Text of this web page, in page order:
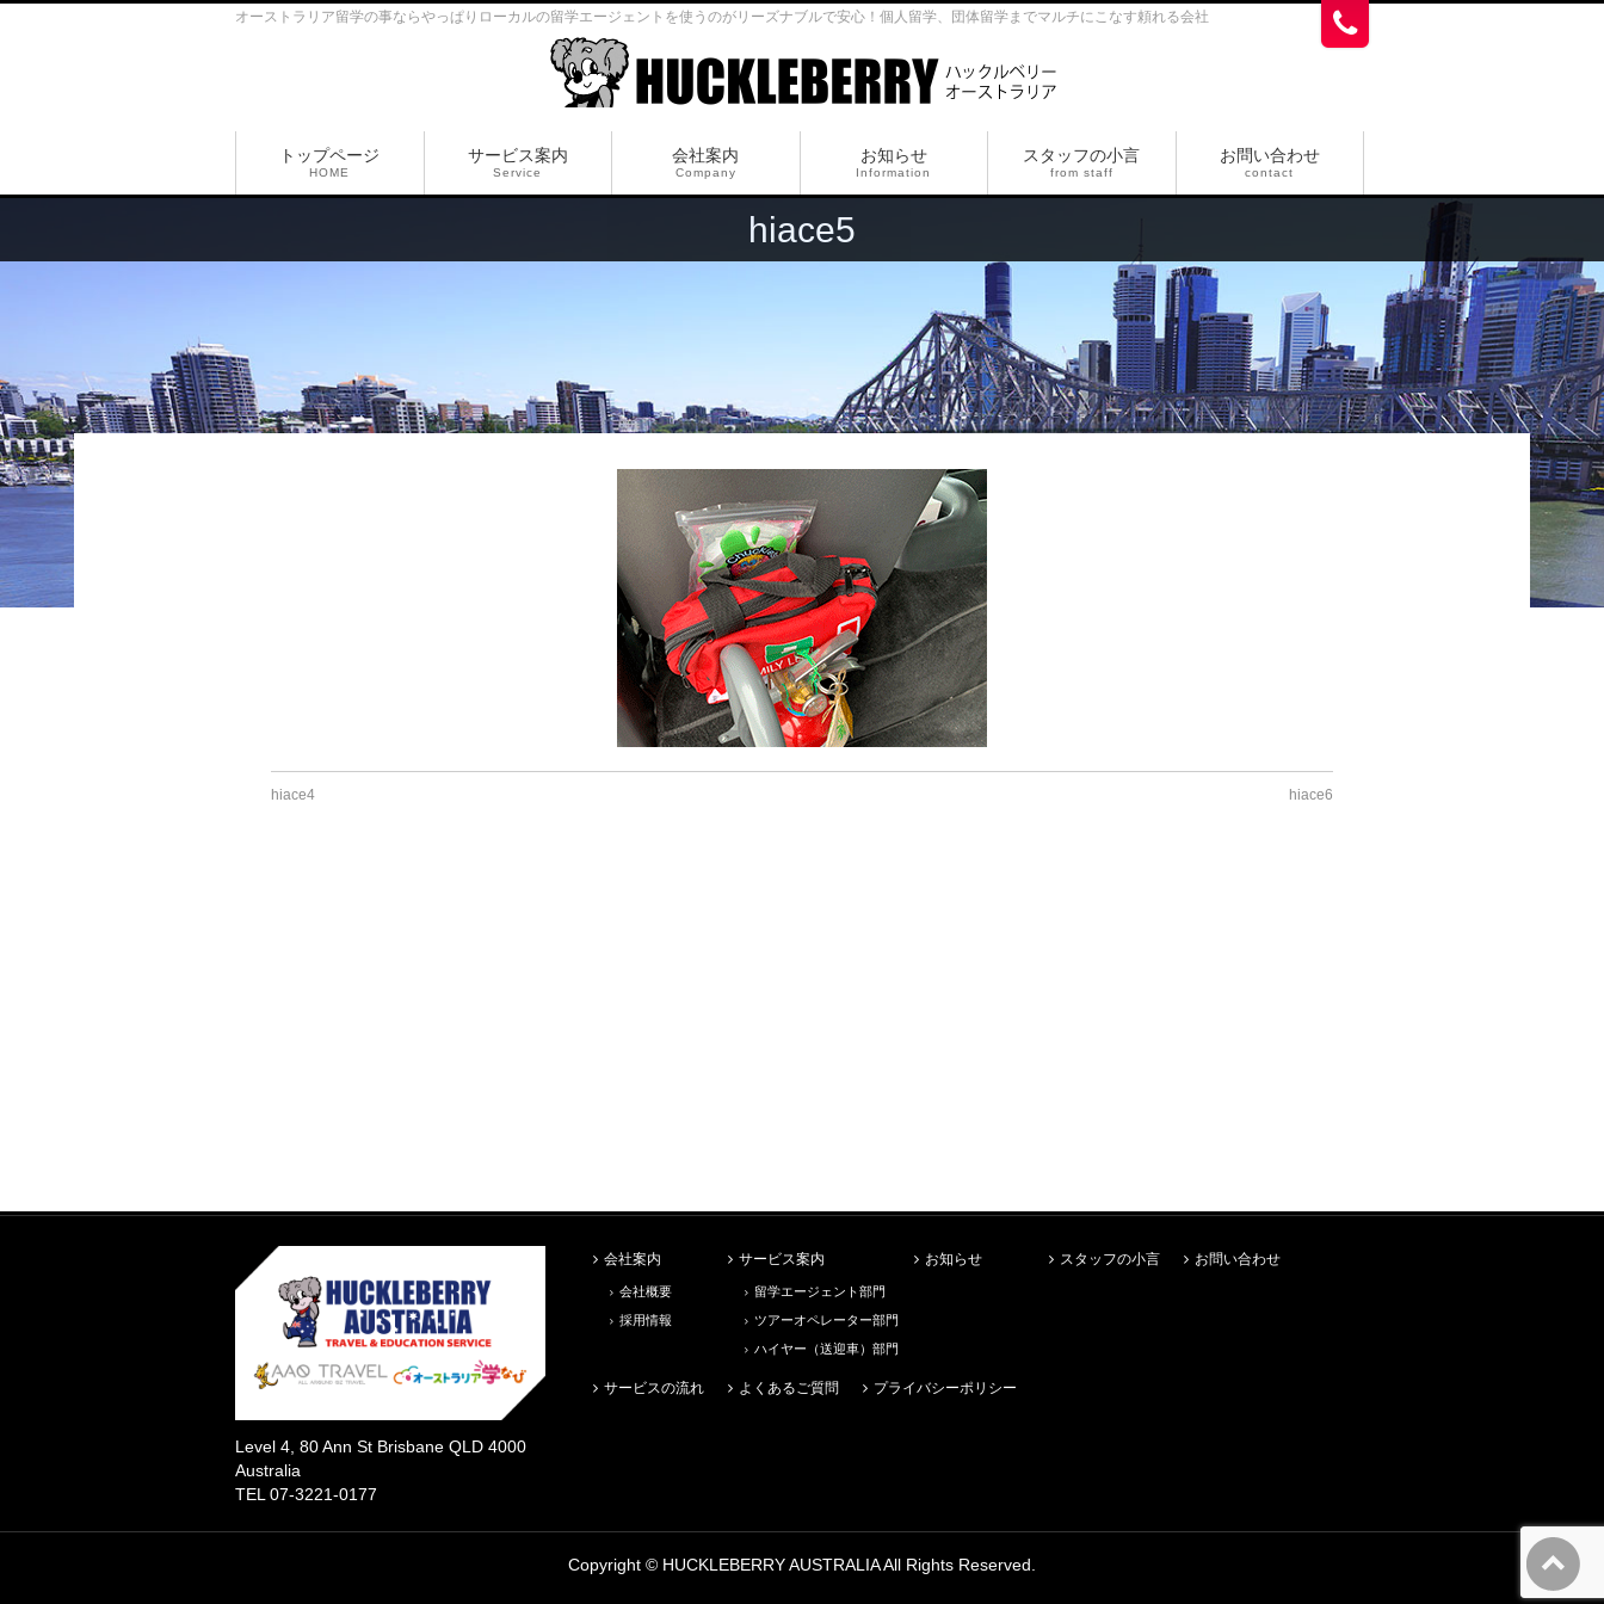
オーストラリア留学の事ならやっぱりローカルの留学エージェントを使うのがリーズナブルで安心！個人留学、団体留学までマルチにこなす頼れる会社
トップページ
HOME
サービス案内
Service
会社案内
Company
お知らせ
Information
スタッフの小言
from staff
お問い合わせ
contact
hiace5
hiace4 hiace6
Level 4, 80 Ann St Brisbane QLD 4000
Australia
TEL 07-3221-0177
会社案内
会社概要
採用情報
サービス案内
留学エージェント部門
ツアーオペレーター部門
ハイヤー（送迎車）部門
お知らせ スタッフの小言 お問い合わせ
サービスの流れ よくあるご質問 プライバシーポリシー
Copyright © HUCKLEBERRY AUSTRALIAAll Rights Reserved.